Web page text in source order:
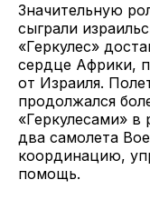
Значительную
сыграли
«Геркулес»
сердце Африки,
от Израиля.
продолжался
«Геркулесами» в
два самолета
координацию,
помощь.